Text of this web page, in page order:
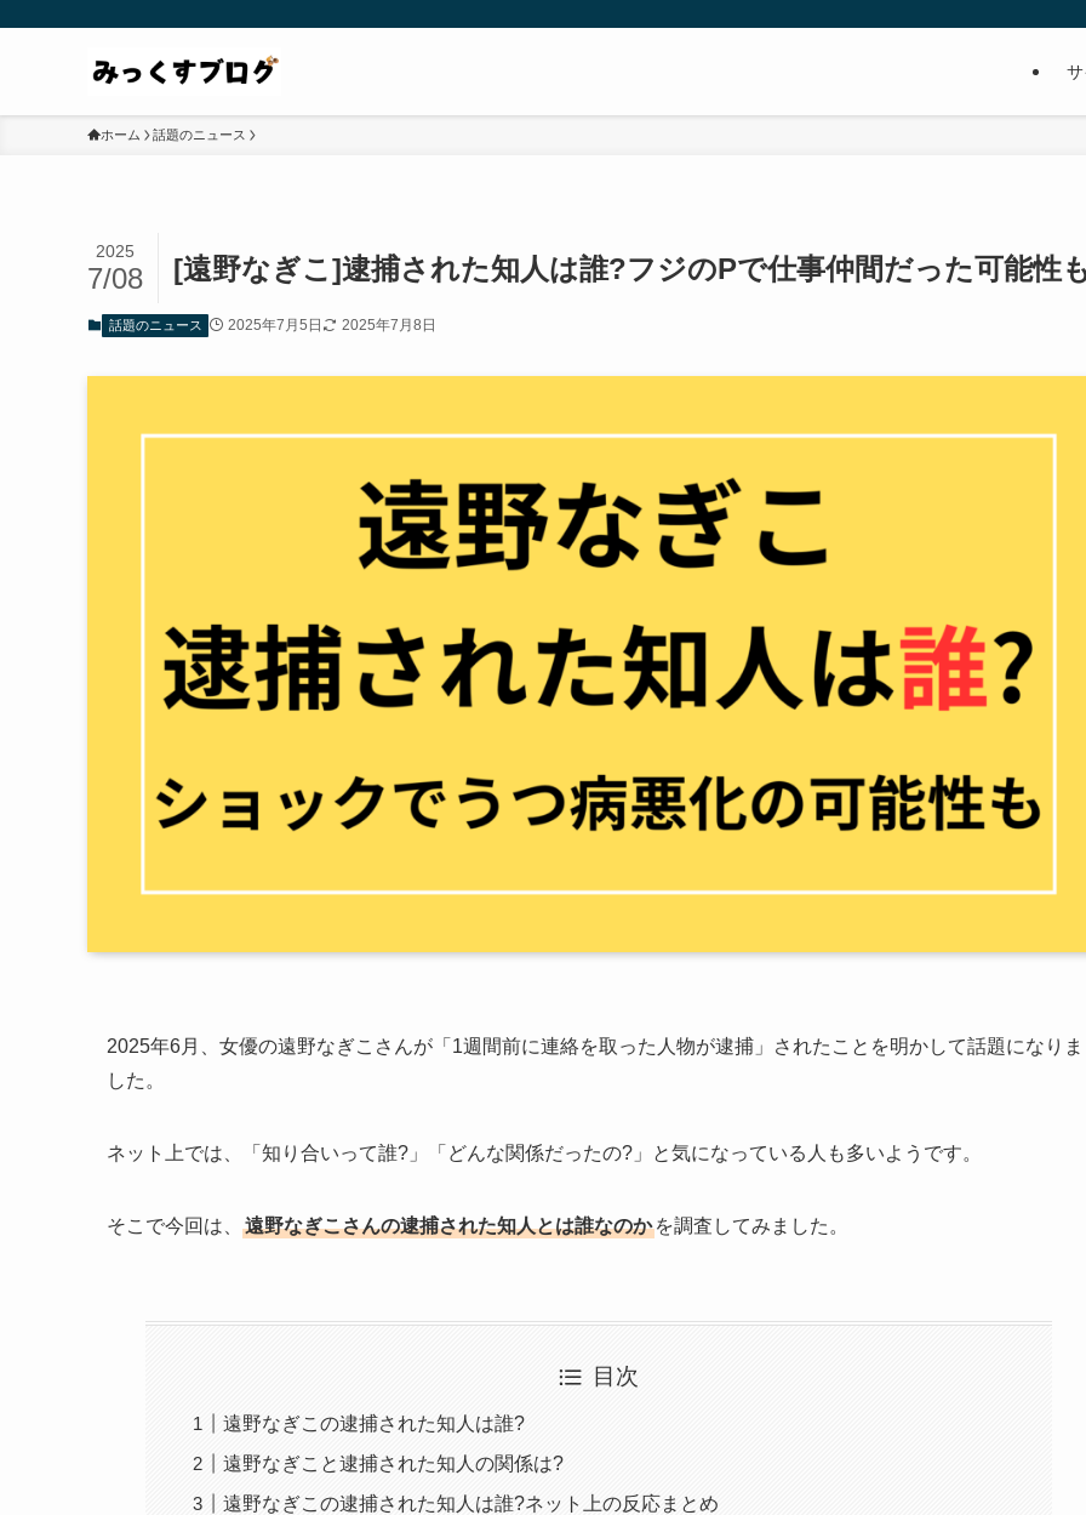
ホーム 話題のニュース
[遠野なぎこ]逮捕された知人は誰?フジのPで仕事仲間だった可能性
2025
7/08
話題のニュース 2025年7月5日 2025年7月8日
2025年6月、女優の遠野なぎこさんが「1週間前に連絡を取った人物が逮捕」されたことを明かして話題になりま
した。
ネット上では、「知り合いって誰?」「どんな関係だったの?」と気になっている人も多いようです。
そこで今回は、 遠野なぎこさんの逮捕された知人とは誰なのか を調査してみました。
目次
遠野なぎこの逮捕された知人は誰?
遠野なぎこと逮捕された知人の関係は?
遠野なぎこの逮捕された知人は誰?ネット上の反応まとめ